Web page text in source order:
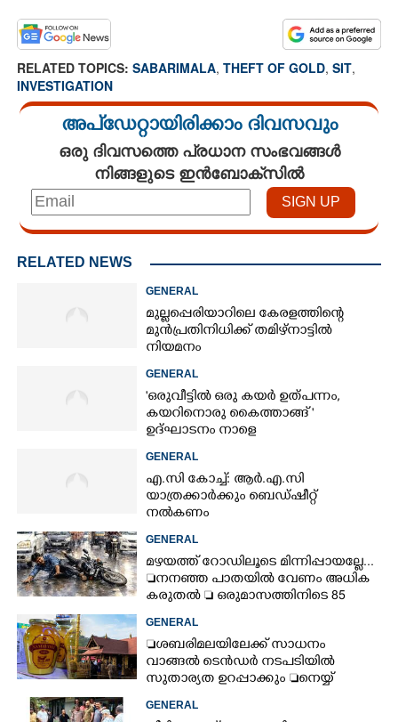
RELATED TOPICS: SABARIMALA, THEFT OF GOLD, SIT,
INVESTIGATION
അപ്ഡേറ്റായിരിക്കാം ദിവസവും
ഒരു ദിവസത്തെ പ്രധാന സംഭവങ്ങൾ
നിങ്ങളുടെ ഇൻബോക്സിൽ
RELATED NEWS
GENERAL
മുല്ലപ്പെരിയാറിലെ കേരളത്തിന്റെ
മുൻപ്രതിനിധിക്ക് തമിഴ്നാട്ടിൽ
നിയമനം
GENERAL
'ഒരുവീട്ടിൽ ഒരു കയർ ഉത്പന്നം,
കയറിനൊരു കൈത്താങ്ങ് '
ഉദ്ഘാടനം നാളെ
GENERAL
എ.സി കോച്ച്: ആർ.എ.സി
യാത്രക്കാർക്കും ബെഡ്ഷീറ്റ്
നൽകണം
GENERAL
മഴയത്ത് റോഡിലൂടെ മിന്നിപ്പായല്ലേ...
നനഞ്ഞ പാതയിൽ വേണം അധിക
കരുതൽ  ഒരുമാസത്തിനിടെ 85
GENERAL
ശബരിമലയിലേക്ക് സാധനം
വാങ്ങൽ ടെൻ‌ഡർ നടപടിയിൽ
സുതാര്യത ഉറപ്പാക്കും നെയ്യ്
GENERAL